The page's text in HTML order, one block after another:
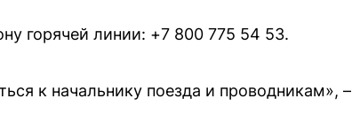
горячей линии: +7 800 775 54 53.
к начальнику поезда и проводникам», –